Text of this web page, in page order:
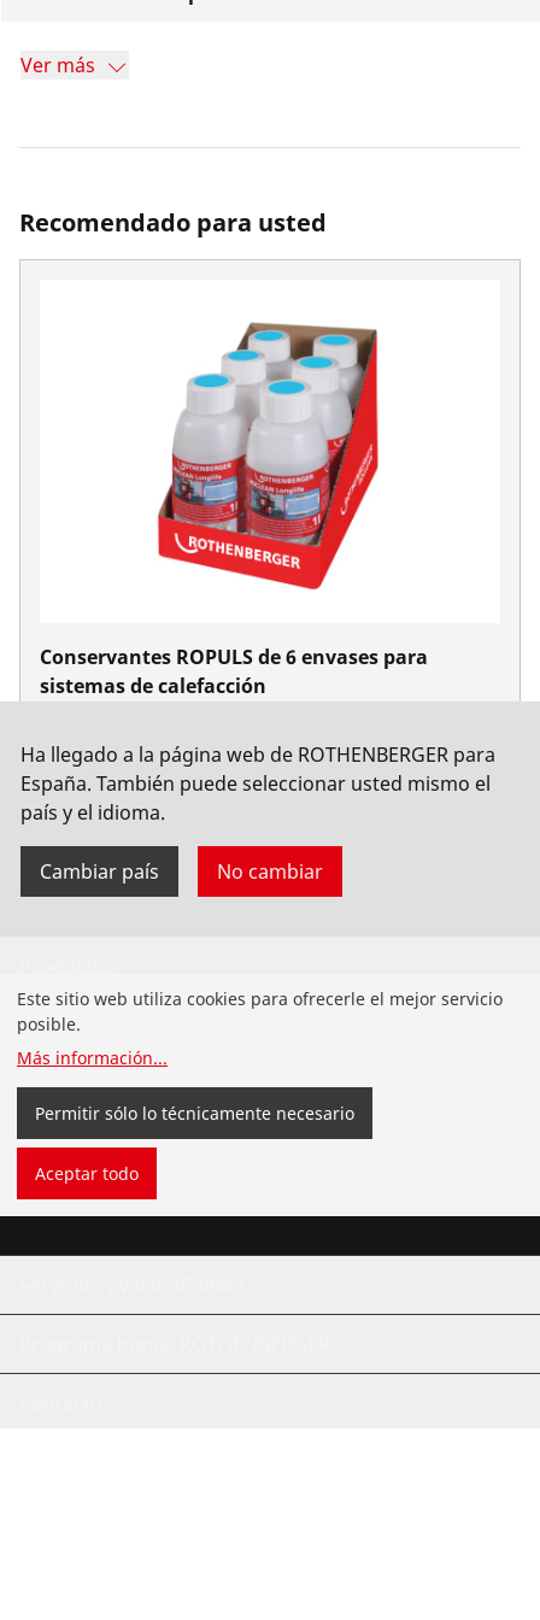
Ver más
Recomendado para usted
Conservantes ROPULS de 6 envases para
sistemas de calefacción
Ha llegado a la página web de ROTHENBERGER para
España. También puede seleccionar usted mismo el
país y el idioma.
Cambiar país No cambiar
Instalación de tuberías
Servicio y mantenimiento de tuberías
Herramientas de ACR
Herramientas de fontanería de uso general
Este sitio web utiliza cookies para ofrecerle el mejor servicio
posible.
Más información...
Permitir sólo lo técnicamente necesario
Aceptar todo